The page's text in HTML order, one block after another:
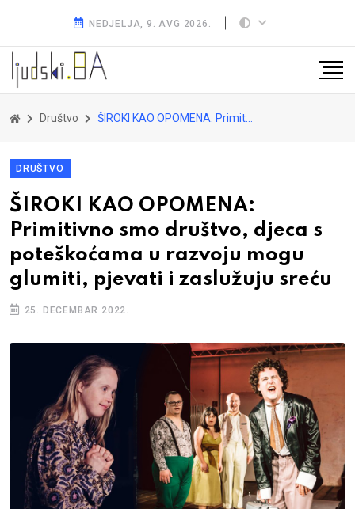
NEDJELJA, 9. AVG 2026.
Društvo ŠIROKI KAO OPOMENA: Primitivno smo društvo, djeca s poteškoćama u razvoju mogu glumiti, pjevati i zaslužuju sreću
DRUŠTVO
ŠIROKI KAO OPOMENA:
Primitivno smo društvo, djeca s
poteškoćama u razvoju mogu
glumiti, pjevati i zaslužuju sreću
25. DECEMBAR 2022.